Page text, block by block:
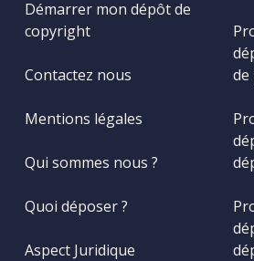
Démarrer mon dépôt de
copyright
Contactez nous
Mentions légales
Qui sommes nous ?
Quoi déposer ?
Aspect Juridique
de